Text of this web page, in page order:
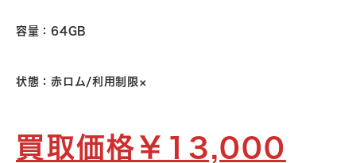
容量：64GB
状態：赤ロム/利用制限×
買取価格￥13,000